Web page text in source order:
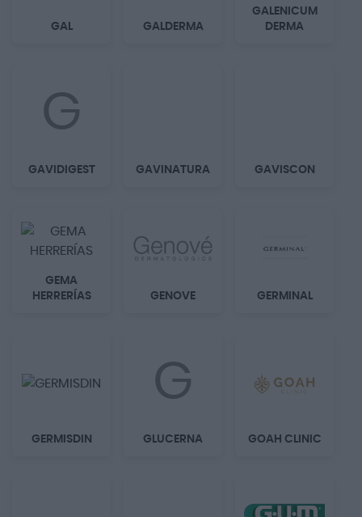
GAL GALDERMA
GALENICUM
DERMA
G
GAVIDIGEST GAVINATURA GAVISCON
GEMA
HERRERÍAS
GENOVE GERMINAL
GERMISDIN
G
GLUCERNA GOAH CLINIC